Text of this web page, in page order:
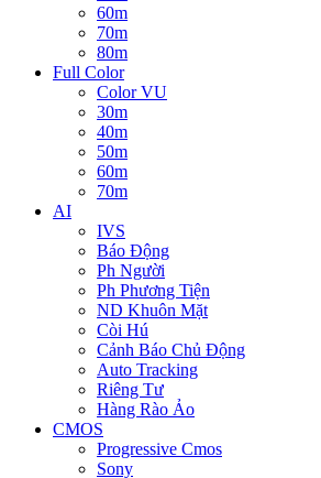
60m
70m
80m
Full Color
Color VU
30m
40m
50m
60m
70m
AI
IVS
Báo Động
Ph Người
Ph Phương Tiện
ND Khuôn Mặt
Còi Hú
Cảnh Báo Chủ Động
Auto Tracking
Riêng Tư
Hàng Rào Ảo
CMOS
Progressive Cmos
Sony